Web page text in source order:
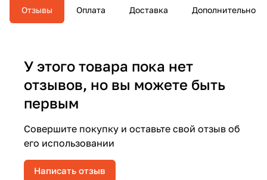
Отзывы Оплата Доставка Дополнительно
У этого товара пока нет
отзывов, но вы можете быть
первым
Совершите покупку и оставьте свой отзыв об
его использовании
Написать отзыв